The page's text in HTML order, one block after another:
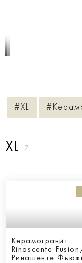
#XL
XL 7
Керамогранит
Rinascente
Ринашенте